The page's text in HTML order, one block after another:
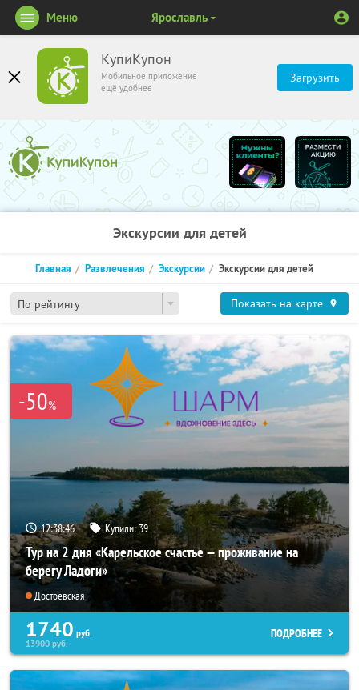
КупиКупон
Мобильное приложение
ещё удобнее
Загрузить
Меню Ярославль
Экскурсии для детей
По рейтингу
Главная Развлечения Экскурсии Экскурсии для детей
Показать на карте
-50%
12:38:45 Купили:39
Тур на 2 дня «Карельское счастье — проживание на
берегу Ладоги»
Достоевская
1740 руб.
13900руб.
ПОДРОБНЕЕ